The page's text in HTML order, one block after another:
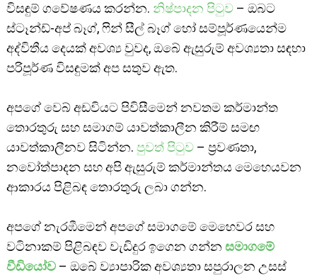
විසඳුම් ගවේෂණය කරන්න. නිෂ්පාදන පිටුව– ඔබට
ස්ටෑන්ඩ්-අප් බෑග්, ෆින් සීල් බෑග් හෝ සම්පූර්ණයෙන්ම
අද්විතීය දෙයක් අවශ්‍ය වුවද, ඔබේ ඇසුරුම් අවශ්‍යතා සඳහා
පරිපූර්ණ විසඳුමක් අප සතුව ඇත.
අපගේ වෙබ් අඩවියට පිවිසීමෙන් නවතම කර්මාන්ත
තොරතුරු සහ සමාගම් යාවත්කාලීන කිරීම් සමඟ
යාවත්කාලීනව සිටින්න. පුවත් පිටුව– ප්‍රවණතා,
නවෝත්පාදන සහ අපි ඇසුරුම් කර්මාන්තය මෙහෙයවන
ආකාරය පිළිබඳ තොරතුරු ලබා ගන්න.
අපගේ නැරඹීමෙන් අපගේ සමාගමේ මෙහෙවර සහ
වටිනාකම් පිළිබඳව වැඩිදුර ඉගෙන ගන්න සමාගමේ
වීඩියෝව– ඔබේ ව්‍යාපාරික අවශ්‍යතා සපුරාලන උසස්